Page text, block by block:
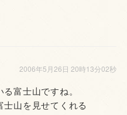
2006年5月26日 20時13分02秒
富士山ですね。
山を見せてくれる